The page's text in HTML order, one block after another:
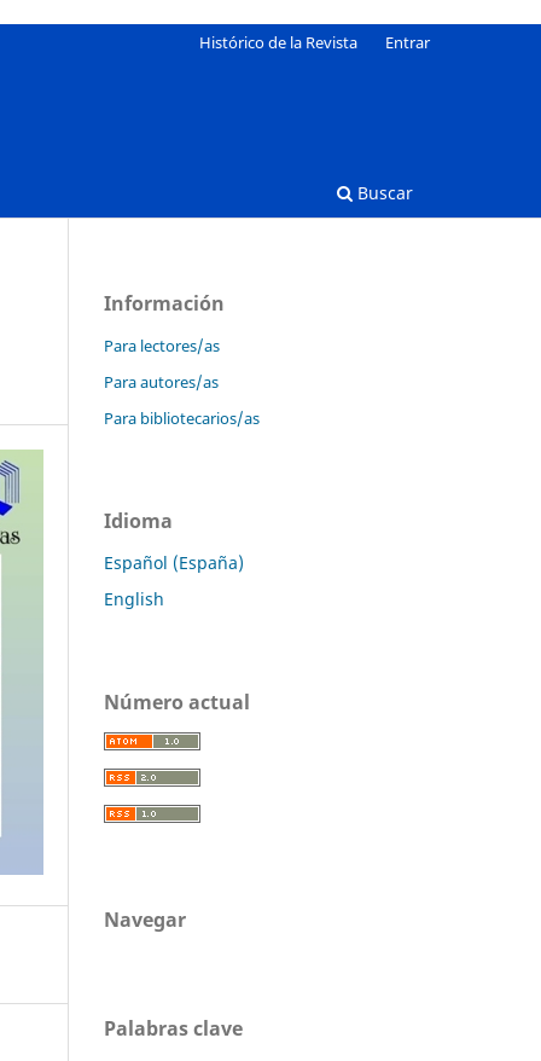
Buscar
Histórico de la Revista Entrar
Información
Para lectores/as
Para autores/as
Para bibliotecarios/as
Idioma
Español (España)
English
Número actual
Navegar
Palabras clave